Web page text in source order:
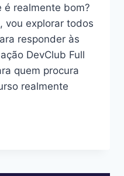
é realmente bom?
vou explorar todos
responder às
DevClub Full
quem procura
realmente